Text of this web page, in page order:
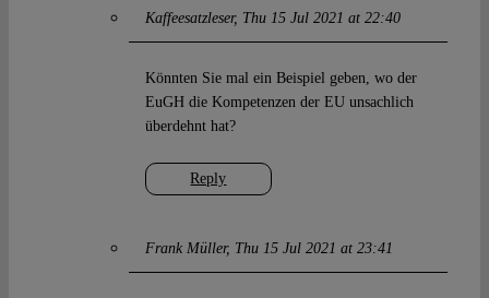
Kaffeesatzleser Thu 15 Jul 2021 at 22:40
Reply
Könnten Sie mal ein Beispiel geben, wo der
EuGH die Kompetenzen der EU unsachlich
überdehnt hat?
Frank Müller Thu 15 Jul 2021 at 23:41